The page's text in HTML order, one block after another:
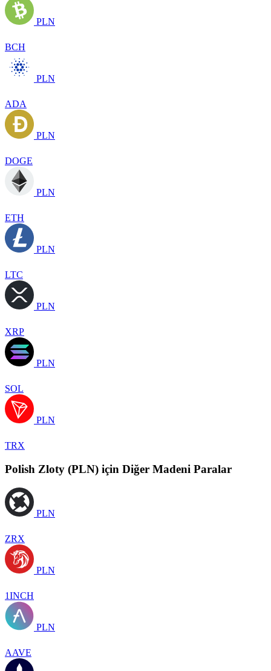
PLN
BCH
PLN
ADA
PLN
DOGE
PLN
ETH
PLN
LTC
PLN
XRP
PLN
SOL
PLN
TRX
Polish Zloty (PLN) için Diğer Madeni Paralar
PLN
ZRX
PLN
1INCH
PLN
AAVE